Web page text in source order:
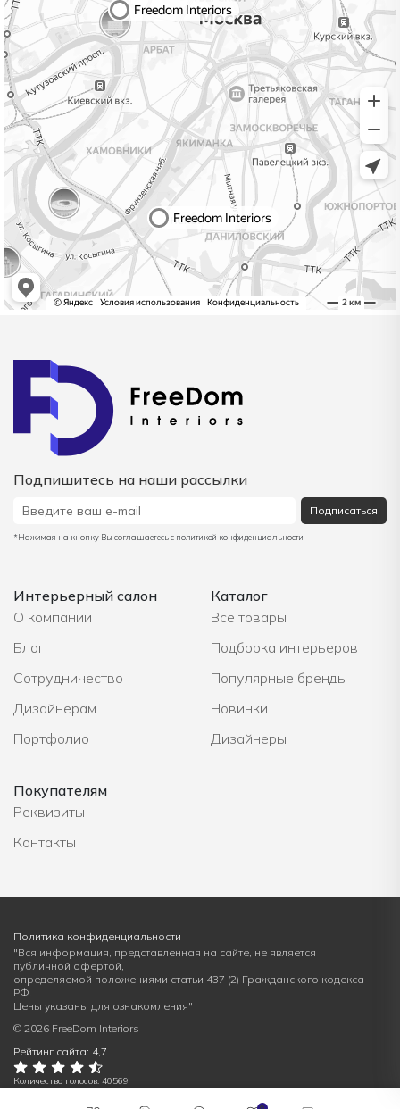
Интерьерный салон
О компании
Блог
Сотрудничество
Дизайнерам
Портфолио
Каталог
Все товары
Подборка интерьеров
Популярные бренды
Новинки
Дизайнеры
Покупателям
Реквизиты
Контакты
Подпишитесь на наши рассылки
Подписаться
*Нажимая на кнопку Вы соглашаетесь с политикой конфиденциальности
Политика конфиденциальности
"Вся информация, представленная на сайте, не является
публичной офертой,
определяемой положениями статьи 437 (2) Гражданского кодекса
РФ.
Цены указаны для ознакомления"
© 2026 FreeDom Interiors
Рейтинг сайта: 4,7
Количество голосов: 40569